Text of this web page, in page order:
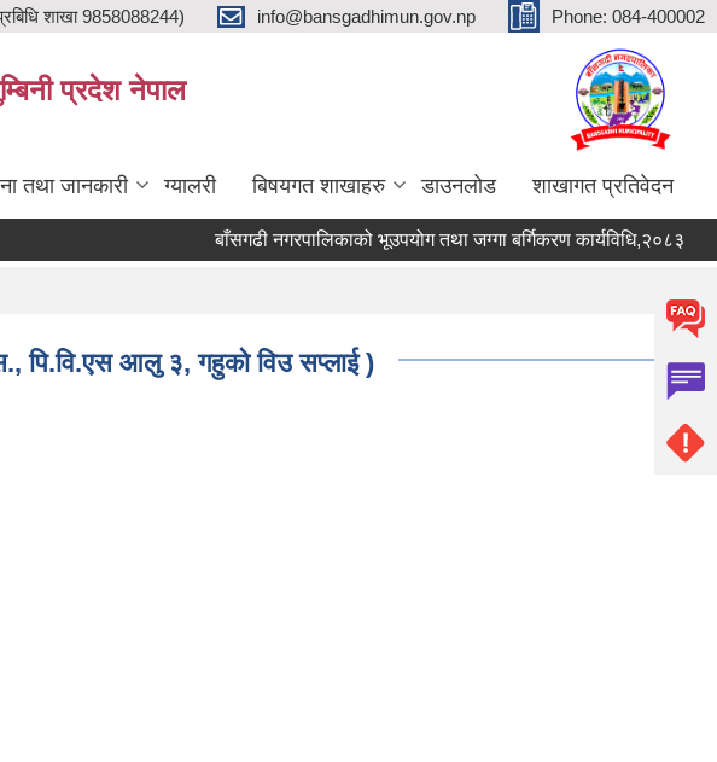
शाखा 9858088244) info@bansgadhimun.gov.np Phone: 084-400002
प्रदेश नेपाल
तथा जानकारी ग्यालरी बिषयगत शाखाहरु डाउनलोड शाखागत प्रतिवेदन
बाँसगढी नगरपालिकाको भूउपयोग तथा जग्गा बर्गिकरण कार्यविधि,२०८३
पि.वि.एस आलु ३, गहुको विउ सप्लाई )